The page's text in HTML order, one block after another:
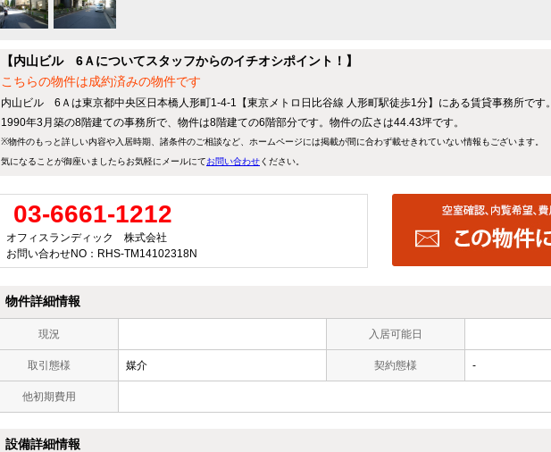
【内山ビル 6Ａについてスタッフからのイチオシポイント！】
こちらの物件は成約済みの物件です
内山ビル 6Ａは東京都中央区日本橋人形町1-4-1【東京メトロ日比谷線 人形町駅徒歩1分】にある賃貸事務所です。
1990年3月築の8階建ての事務所で、物件は8階建ての6階部分です。物件の広さは44.43坪です。
※物件のもっと詳しい内容や入居時期、諸条件のご相談など、ホームページには掲載が間に合わず載せきれていない情報もございます。
気になることが御座いましたらお気軽にメールにてお問い合わせください。
03-6661-1212
オフィスランディック 株式会社
お問い合わせNO：RHS-TM14102318N
物件詳細情報
現況 入居可能日
取引態様 媒介 契約態様 -
他初期費用
設備詳細情報